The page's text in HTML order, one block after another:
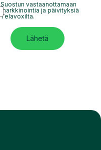
Suostun vastaanottamaan
markkinointia ja päivityksiä
Telavoxilta.
Lähetä